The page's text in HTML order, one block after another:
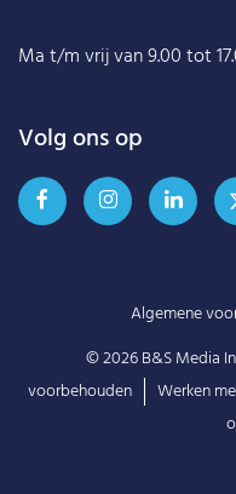
Ma t/m vrij van 9.00 tot
Volg ons op
Algemene
© 2026B&S Media
voorbehouden
Werken